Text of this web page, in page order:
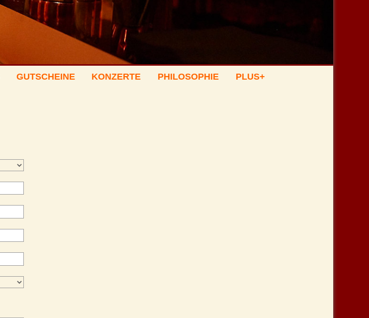
GUTSCHEINE KONZERTE PHILOSOPHIE PLUS+